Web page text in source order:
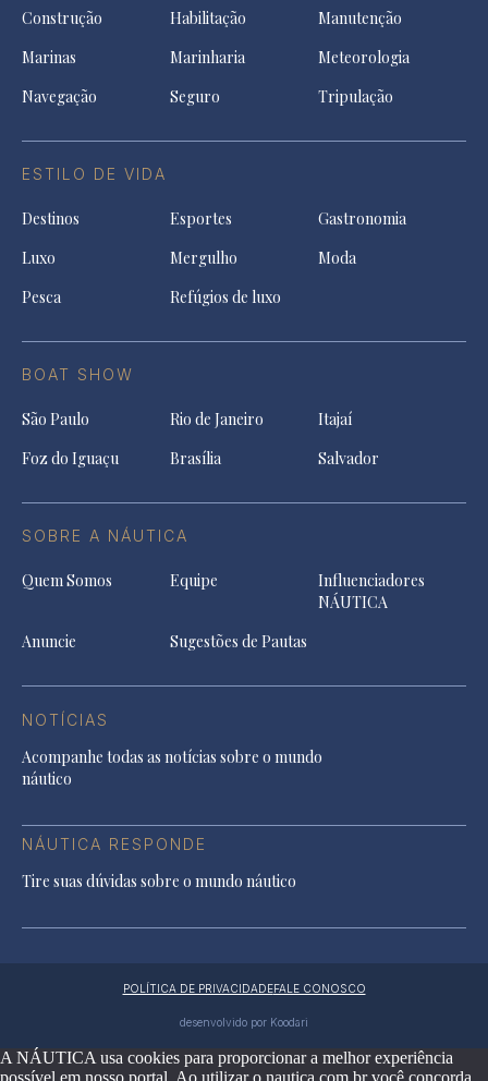
Construção Habilitação
Manutenção
Marinas
Marinharia
Meteorologia
Navegação
Seguro Tripulação
ESTILO DE VIDA
Destinos Esportes
Gastronomia
Luxo
Mergulho
Moda
Pesca
Refúgios de luxo
BOAT SHOW
São Paulo Rio de Janeiro
Itajaí
Foz do Iguaçu
Brasília Salvador
SOBRE A NÁUTICA
Quem Somos Equipe
Influenciadores
NÁUTICA
Anuncie
Sugestões de Pautas
NOTÍCIAS
Acompanhe todas as notícias sobre o mundo
náutico
NÁUTICA RESPONDE
Tire suas dúvidas sobre o mundo náutico
POLÍTICA DE PRIVACIDADEFALE CONOSCO
desenvolvido por Koodari
A NÁUTICA usa cookies para proporcionar a melhor experiência